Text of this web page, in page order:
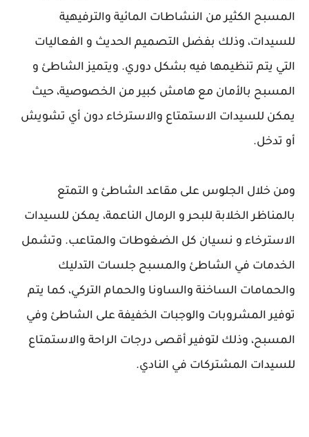
المسبح الكثير من النشاطات المائية والترفيهية
للسيدات، وذلك بفضل التصميم الحديث و الفعاليات
التي يتم تنظيمها فيه بشكل دوري. ويتميز الشاطئ و
المسبح بالأمان مع هامش كبير من الخصوصية، حيث
يمكن للسيدات الاستمتاع والاسترخاء دون أي تشويش
أو تدخل.
ومن خلال الجلوس على مقاعد الشاطئ و التمتع
بالمناظر الخلابة للبحر و الرمال الناعمة، يمكن للسيدات
الاسترخاء و نسيان كل الضغوطات والمتاعب. وتشمل
الخدمات في الشاطئ والمسبح جلسات التدليك
والحمامات الساخنة والساونا والحمام التركي، كما يتم
توفير المشروبات والوجبات الخفيفة على الشاطئ وفي
المسبح، وذلك لتوفير أقصى درجات الراحة والاستمتاع
للسيدات المشتركات في النادي.